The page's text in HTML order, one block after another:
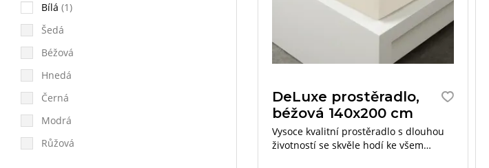
Bílá (1)
Šedá
Béžová
Hnedá
Černá
Modrá
Růžová
DeLuxe prostěradlo,
béžová 140x200 cm
Vysoce kvalitní prostěradlo s dlouhou
životností se skvěle hodí ke všem